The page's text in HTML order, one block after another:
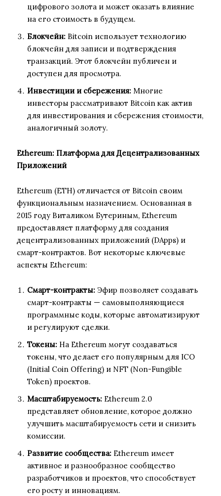
цифрового золота и может оказать влияние
на его стоимость в будущем.
Блокчейн: Bitcoin использует технологию
блокчейн для записи и подтверждения
транзакций. Этот блокчейн публичен и
доступен для просмотра.
Инвестиции и сбережения: Многие
инвесторы рассматривают Bitcoin как актив
для инвестирования и сбережения стоимости,
аналогичный золоту.
Ethereum: Платформа для Децентрализованных
Приложений
Ethereum (ETH) отличается от Bitcoin своим
функциональным назначением. Основанная в
2015 году Виталиком Бутериным, Ethereum
предоставляет платформу для создания
децентрализованных приложений (DApps) и
смарт-контрактов. Вот некоторые ключевые
аспекты Ethereum:
Смарт-контракты: Эфир позволяет создавать
смарт-контракты — самовыполняющиеся
программные коды, которые автоматизируют
и регулируют сделки.
Токены: На Ethereum могут создаваться
токены, что делает его популярным для ICO
(Initial Coin Offering) и NFT (Non-Fungible
Token) проектов.
Масштабируемость: Ethereum 2.0
представляет обновление, которое должно
улучшить масштабируемость сети и снизить
комиссии.
Развитие сообщества: Ethereum имеет
активное и разнообразное сообщество
разработчиков и проектов, что способствует
его росту и инновациям.